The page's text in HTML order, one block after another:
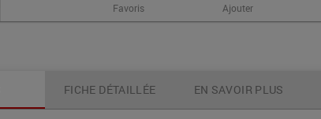
Favoris Ajouter
FICHE DÉTAILLÉE EN SAVOIR PLUS